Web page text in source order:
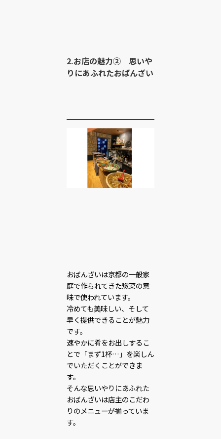
2.お店の魅力② 思いや
りにあふれたおばんざい
おばんざいは京都の一般家
庭で作られてきた惣菜の意
味で使われています。
冷めても美味しい、そして
早く提供できることが魅力
です。
速やかに肴をお出しするこ
とで「まず1杯…」を楽しん
でいただくことができま
す。
そんな思いやりにあふれた
おばんざいは店主のこだわ
りのメニューが揃っていま
す。